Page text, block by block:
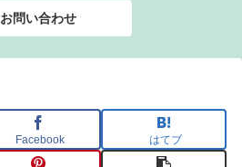
お問い合わせ
Facebook はてブ